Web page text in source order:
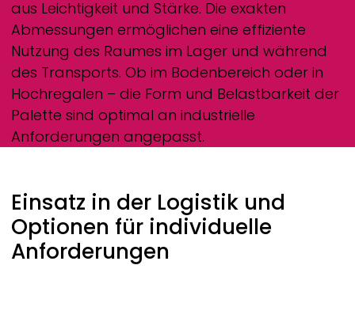
aus Leichtigkeit und Stärke. Die exakten
Abmessungen ermöglichen eine effiziente
Nutzung des Raumes im Lager und während
des Transports. Ob im Bodenbereich oder in
Hochregalen – die Form und Belastbarkeit der
Palette sind optimal an industrielle
Anforderungen angepasst.
Einsatz in der Logistik und
Optionen für individuelle
Anforderungen